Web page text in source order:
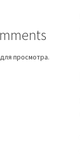
просмотра.